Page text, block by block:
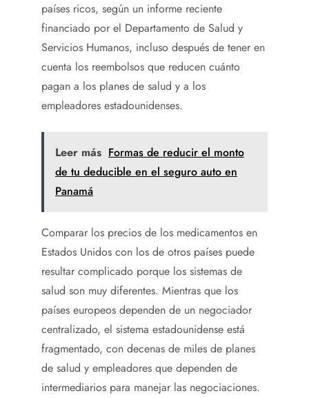
países ricos, según un informe reciente
financiado por el Departamento de Salud y
Servicios Humanos, incluso después de tener en
cuenta los reembolsos que reducen cuánto
pagan a los planes de salud y a los
empleadores estadounidenses.
Leer más Formas de reducir el monto
de tu deducible en el seguro auto en
Panamá
Comparar los precios de los medicamentos en
Estados Unidos con los de otros países puede
resultar complicado porque los sistemas de
salud son muy diferentes. Mientras que los
países europeos dependen de un negociador
centralizado, el sistema estadounidense está
fragmentado, con decenas de miles de planes
de salud y empleadores que dependen de
intermediarios para manejar las negociaciones.